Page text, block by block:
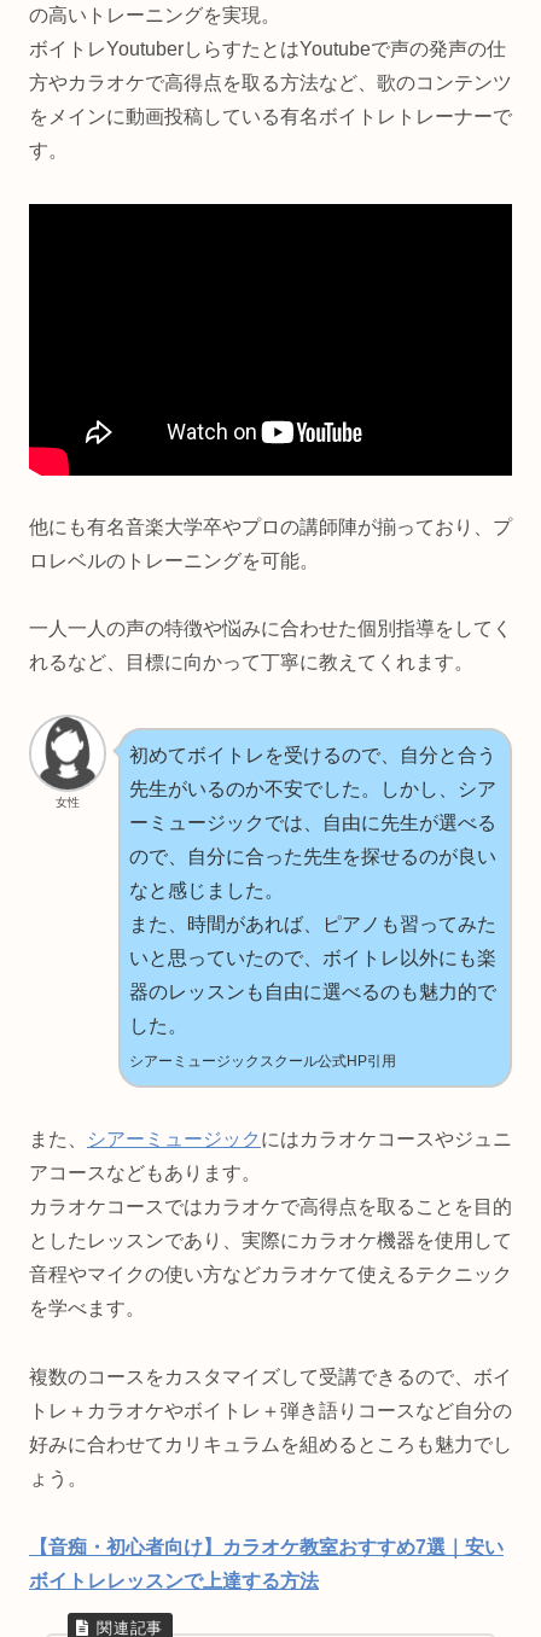
の高いトレーニングを実現。
ボイトレYoutuberしらすたとはYoutubeで声の発声の仕
方やカラオケで高得点を取る方法など、歌のコンテンツ
をメインに動画投稿している有名ボイトレトレーナーで
す。
他にも有名音楽大学卒やプロの講師陣が揃っており、プ
ロレベルのトレーニングを可能。
一人一人の声の特徴や悩みに合わせた個別指導をしてく
れるなど、目標に向かって丁寧に教えてくれます。
女性
初めてボイトレを受けるので、自分と合う
先生がいるのか不安でした。しかし、シア
ーミュージックでは、自由に先生が選べる
ので、自分に合った先生を探せるのが良い
なと感じました。
また、時間があれば、ピアノも習ってみた
いと思っていたので、ボイトレ以外にも楽
器のレッスンも自由に選べるのも魅力的で
した。
シアーミュージックスクール公式HP引用
また、 シアーミュージック にはカラオケコースやジュニ
アコースなどもあります。
カラオケコースではカラオケで高得点を取ることを目的
としたレッスンであり、実際にカラオケ機器を使用して
音程やマイクの使い方などカラオケて使えるテクニック
を学べます。
複数のコースをカスタマイズして受講できるので、ボイ
トレ＋カラオケやボイトレ＋弾き語りコースなど自分の
好みに合わせてカリキュラムを組めるところも魅力でし
ょう。
【音痴・初心者向け】カラオケ教室おすすめ7選｜安い
ボイトレレッスンで上達する方法